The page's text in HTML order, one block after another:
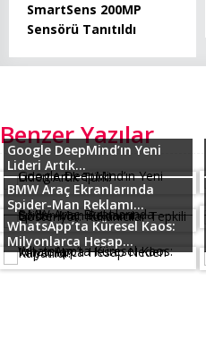
SmartSens 200MP
Sensörü Tanıtıldı
Benzer Yazılar
Google DeepMind’ın Yeni
Lideri Artık...
BMW Araç Ekranlarında
Spider-Man Reklamı...
WhatsApp’ta Küresel Kaos:
Milyonlarca Hesap...